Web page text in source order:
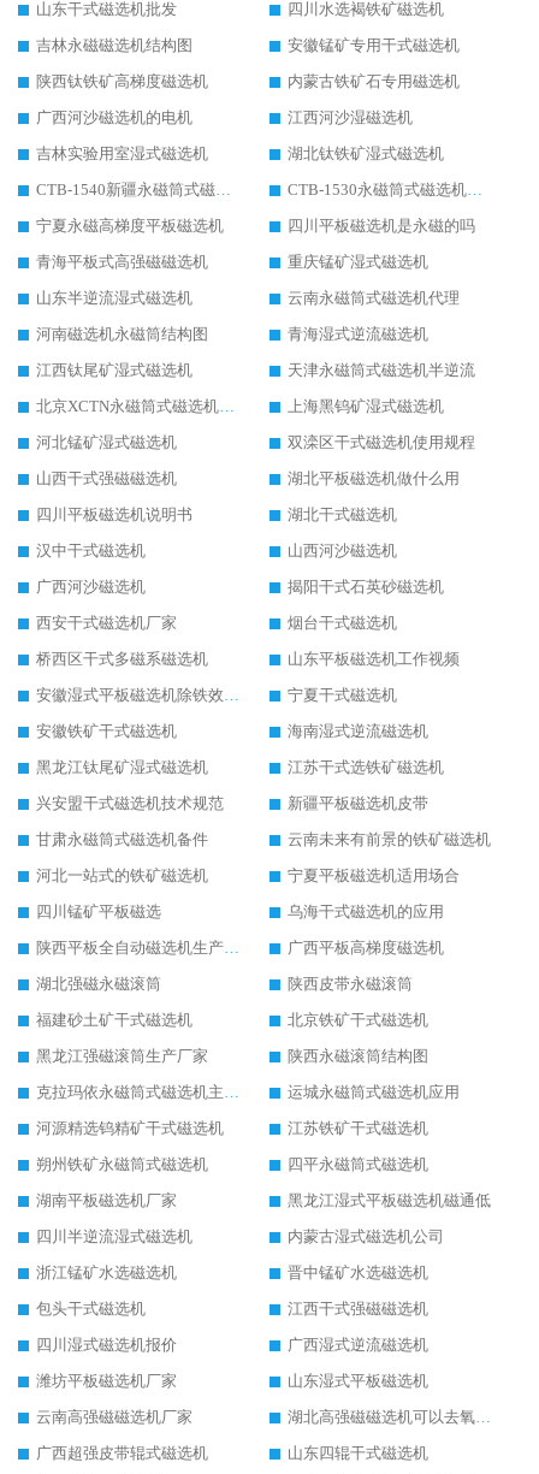
山东干式磁选机批发
四川水选褐铁矿磁选机
吉林永磁磁选机结构图
安徽锰矿专用干式磁选机
陕西钛铁矿高梯度磁选机
内蒙古铁矿石专用磁选机
广西河沙磁选机的电机
江西河沙湿磁选机
吉林实验用室湿式磁选机
湖北钛铁矿湿式磁选机
CTB-1540新疆永磁筒式磁选机
CTB-1530永磁筒式磁选机代理商
宁夏永磁高梯度平板磁选机
四川平板磁选机是永磁的吗
青海平板式高强磁磁选机
重庆锰矿湿式磁选机
山东半逆流湿式磁选机
云南永磁筒式磁选机代理
河南磁选机永磁筒结构图
青海湿式逆流磁选机
江西钛尾矿湿式磁选机
天津永磁筒式磁选机半逆流
北京XCTN永磁筒式磁选机磁块位置
上海黑钨矿湿式磁选机
河北锰矿湿式磁选机
双滦区干式磁选机使用规程
山西干式强磁磁选机
湖北平板磁选机做什么用
四川平板磁选机说明书
湖北干式磁选机
汉中干式磁选机
山西河沙磁选机
广西河沙磁选机
揭阳干式石英砂磁选机
西安干式磁选机厂家
烟台干式磁选机
桥西区干式多磁系磁选机
山东平板磁选机工作视频
安徽湿式平板磁选机除铁效果怎么样
宁夏干式磁选机
安徽铁矿干式磁选机
海南湿式逆流磁选机
黑龙江钛尾矿湿式磁选机
江苏干式选铁矿磁选机
兴安盟干式磁选机技术规范
新疆平板磁选机皮带
甘肃永磁筒式磁选机备件
云南未来有前景的铁矿磁选机
河北一站式的铁矿磁选机
宁夏平板磁选机适用场合
四川锰矿平板磁选
乌海干式磁选机的应用
陕西平板全自动磁选机生产厂家
广西平板高梯度磁选机
湖北强磁永磁滚筒
陕西皮带永磁滚筒
福建砂土矿干式磁选机
北京铁矿干式磁选机
黑龙江强磁滚筒生产厂家
陕西永磁滚筒结构图
克拉玛依永磁筒式磁选机主要技术参数
运城永磁筒式磁选机应用
河源精选钨精矿干式磁选机
江苏铁矿干式磁选机
朔州铁矿永磁筒式磁选机
四平永磁筒式磁选机
湖南平板磁选机厂家
黑龙江湿式平板磁选机磁通低
四川半逆流湿式磁选机
内蒙古湿式磁选机公司
浙江锰矿水选磁选机
晋中锰矿水选磁选机
包头干式磁选机
江西干式强磁磁选机
四川湿式磁选机报价
广西湿式逆流磁选机
潍坊平板磁选机厂家
山东湿式平板磁选机
云南高强磁磁选机厂家
湖北高强磁磁选机可以去氧化铝
广西超强皮带辊式磁选机
山东四辊干式磁选机